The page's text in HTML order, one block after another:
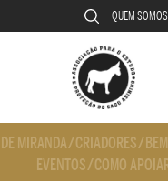
QUEM SOMOS
MIRANDA/CRIADORES/
EVENTOS/COMO